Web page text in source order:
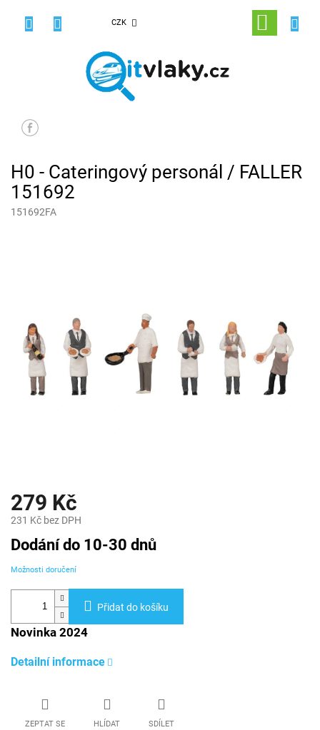
CZK
NÁKUPNÍ
KOŠÍK
H0 - Cateringový personál / FALLER
151692
151692FA
279 Kč
231 Kč bez DPH
Měrná
cena:
Dodání do 10-30 dnů
Možnosti doručení
Přidat do košíku
Novinka 2024
Detailní informace
ZEPTAT SE HLÍDAT SDÍLET